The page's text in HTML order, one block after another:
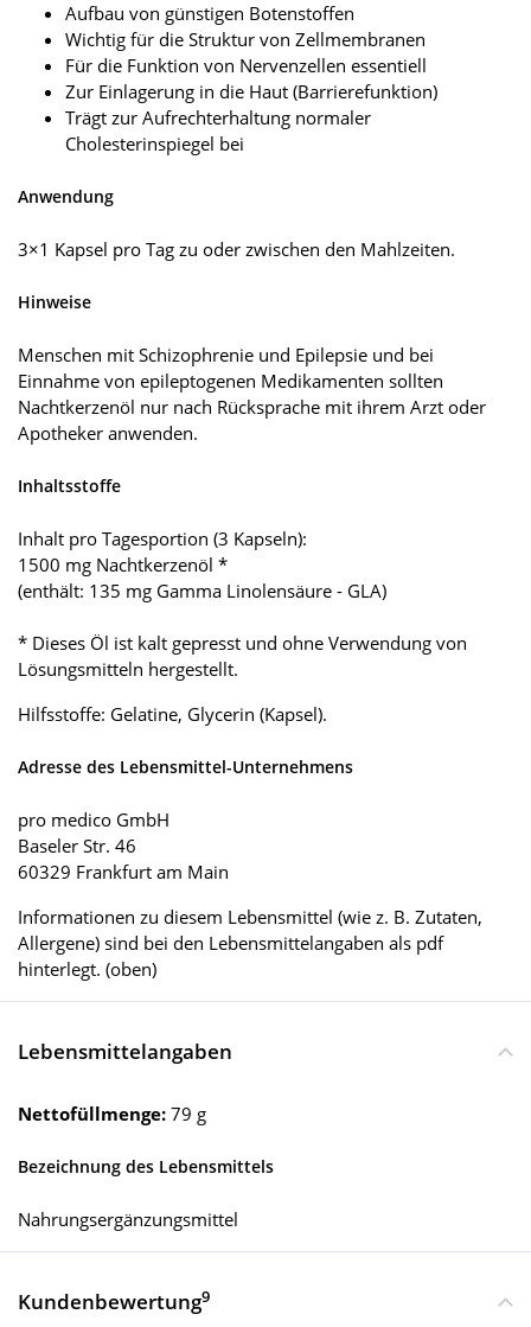
Aufbau von günstigen Botenstoffen
Wichtig für die Struktur von Zellmembranen
Für die Funktion von Nervenzellen essentiell
Zur Einlagerung in die Haut (Barrierefunktion)
Trägt zur Aufrechterhaltung normaler
Cholesterinspiegel bei
Anwendung
3×1 Kapsel pro Tag zu oder zwischen den Mahlzeiten.
Hinweise
Menschen mit Schizophrenie und Epilepsie und bei
Einnahme von epileptogenen Medikamenten sollten
Nachtkerzenöl nur nach Rücksprache mit ihrem Arzt oder
Apotheker anwenden.
Inhaltsstoffe
Inhalt pro Tagesportion (3 Kapseln):
1500 mg Nachtkerzenöl *
(enthält: 135 mg Gamma Linolensäure - GLA)
* Dieses Öl ist kalt gepresst und ohne Verwendung von
Lösungsmitteln hergestellt.
Hilfsstoffe: Gelatine, Glycerin (Kapsel).
Adresse des Lebensmittel-Unternehmens
pro medico GmbH
Baseler Str. 46
60329 Frankfurt am Main
Informationen zu diesem Lebensmittel (wie z. B. Zutaten,
Allergene) sind bei den Lebensmittelangaben als pdf
hinterlegt. (oben)
Lebensmittelangaben
Nettofüllmenge: 79 g
Bezeichnung des Lebensmittels
Nahrungsergänzungsmittel
Kundenbewertung9